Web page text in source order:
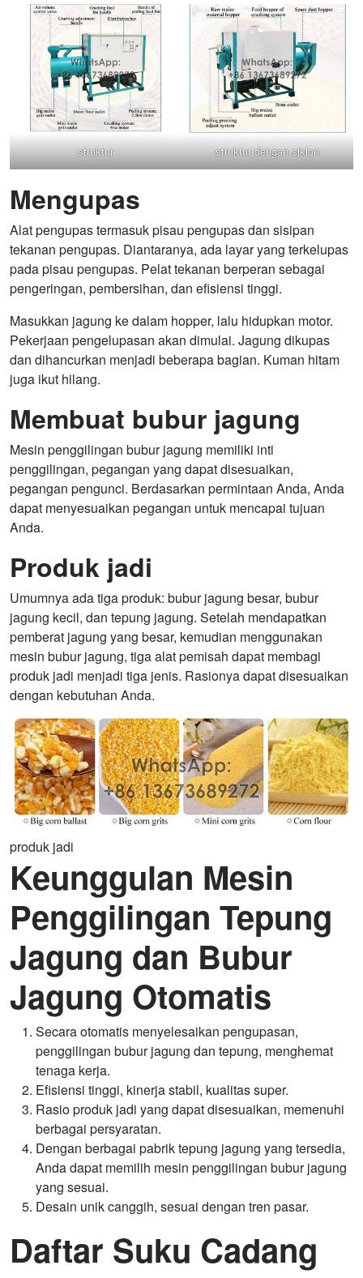
struktur struktur dengan siklon
Mengupas
Alat pengupas termasuk pisau pengupas dan sisipan
tekanan pengupas. Diantaranya, ada layar yang terkelupas
pada pisau pengupas. Pelat tekanan berperan sebagai
pengeringan, pembersihan, dan efisiensi tinggi.
Masukkan jagung ke dalam hopper, lalu hidupkan motor.
Pekerjaan pengelupasan akan dimulai. Jagung dikupas
dan dihancurkan menjadi beberapa bagian. Kuman hitam
juga ikut hilang.
Membuat bubur jagung
Mesin penggilingan bubur jagung memiliki inti
penggilingan, pegangan yang dapat disesuaikan,
pegangan pengunci. Berdasarkan permintaan Anda, Anda
dapat menyesuaikan pegangan untuk mencapai tujuan
Anda.
Produk jadi
Umumnya ada tiga produk: bubur jagung besar, bubur
jagung kecil, dan tepung jagung. Setelah mendapatkan
pemberat jagung yang besar, kemudian menggunakan
mesin bubur jagung, tiga alat pemisah dapat membagi
produk jadi menjadi tiga jenis. Rasionya dapat disesuaikan
dengan kebutuhan Anda.
produk jadi
Keunggulan Mesin
Penggilingan Tepung
Jagung dan Bubur
Jagung Otomatis
Secara otomatis menyelesaikan pengupasan,
penggilingan bubur jagung dan tepung, menghemat
tenaga kerja.
Efisiensi tinggi, kinerja stabil, kualitas super.
Rasio produk jadi yang dapat disesuaikan, memenuhi
berbagai persyaratan.
Dengan berbagai pabrik tepung jagung yang tersedia,
Anda dapat memilih mesin penggilingan bubur jagung
yang sesuai.
Desain unik canggih, sesuai dengan tren pasar.
Daftar Suku Cadang